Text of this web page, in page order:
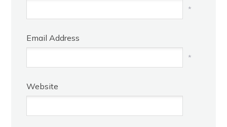
*
Email Address
*
Website